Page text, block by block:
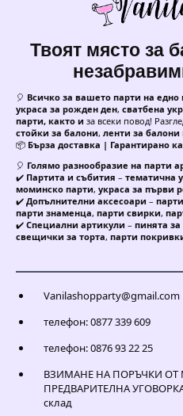
Твоят място за
🎈 Всичко за вашето парти на едно
украса за рожден ден, сватбена
парти, както и за всеки повод!
стойки за балони, ленти за балони
📦 Бърза доставка | Гарантирано
🎈 Голямо разнообразие на парти
✔️ Партита и събития – тематична
моминско парти, украса за първи
✔️ Допълнителни аксесоари –
парти знаменца, парти свирки,
✔️ Специални артикули – пинята за
свещички за торта, парти
Vanilashopparty@gmail.com
телефон: 0877 339 609
телефон: 0876 93 22 25
ВЗИМАНЕ НА ПОРЪЧКИ ОТ
ПРЕДВАРИТЕЛНА
склад